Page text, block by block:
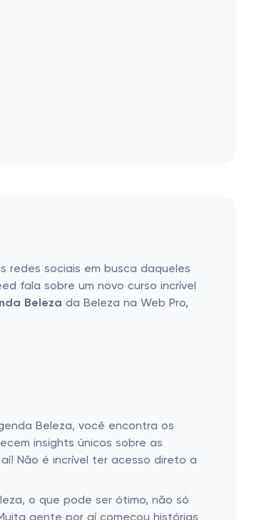
redes sociais em busca daqueles
fala sobre um novo curso incrível
Beleza da Beleza na Web Pro,
Beleza, você encontra os
insights únicos sobre as
Não é incrível ter acesso direto a
o que pode ser ótimo, não só